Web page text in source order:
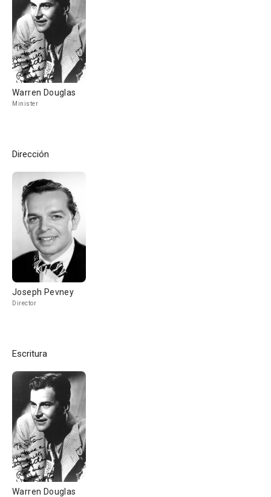
Warren Douglas
Minister
Dirección
Joseph Pevney
Director
Escritura
Warren Douglas